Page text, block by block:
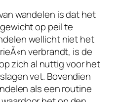
wandelen is dat het
op peil te
wellicht niet het
verbrandt, is de
zich al nuttig voor het
vet. Bovendien
als een routine